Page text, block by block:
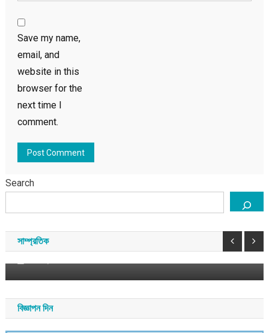
Save my name,
email, and
website in this
browser for the
next time I
comment.
Search
সাম্প্রতিক
নান্দনিক সাংস্কৃতিক অনুষ্ঠান
বিজ্ঞাপন দিন